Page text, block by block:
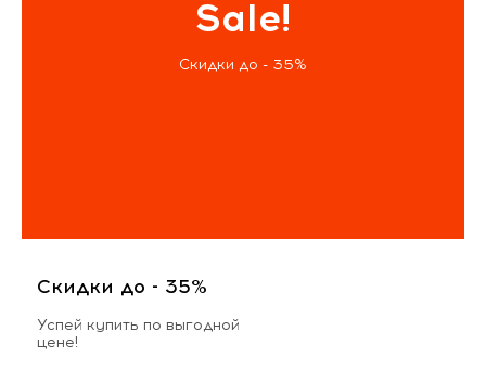
Sale!
Скидки до - 35%
Скидки до - 35%
Успей купить по выгодной
цене!